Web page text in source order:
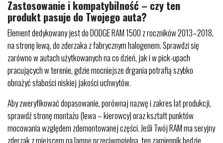
Zastosowanie i kompatybilność – czy ten
produkt pasuje do Twojego auta?
Element dedykowany jest do DODGE RAM 1500 z roczników 2013–2018,
na stronę lewą, do zderzaka z fabrycznym halogenem. Sprawdzi się
zarówno w autach użytkowanych na co dzień, jak i w pick-upach
pracujących w terenie, gdzie mocniejsze drgania potrafią szybko
obnażyć słabości niskiej jakości uchwytów.
Aby zweryfikować dopasowanie, porównaj nazwę i zakres lat produkcji,
sprawdź stronę montażu (lewa – kierowcy) oraz kształt punktów
mocowania względem zdemontowanej części. Jeśli Twój RAM ma seryjny
zderzak z miejscem na lampę przeciwmgielną, ten zamiennik będzie